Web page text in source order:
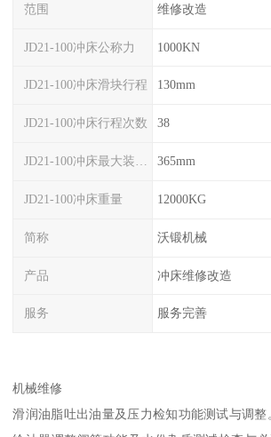
范围 维修改造
JD21-100冲床公称力 1000KN
JD21-100冲床滑块行程 130mm
JD21-100冲床行程次数 38
365mm
JD21-100冲床重量 12000KG
简称 沃锻机械
产品 冲床维修改造
服务 服务完善
机械维修
滑润油脂吐出油量及压力检知功能测试与调整